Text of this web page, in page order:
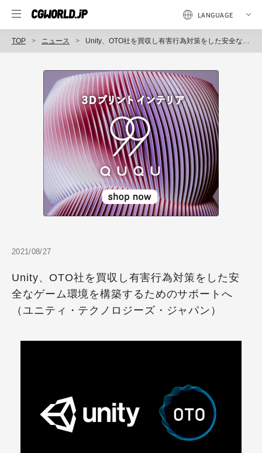
TOP ニュース Unity、OTO社を買収し有害行為対策をした安全なゲーム環境を構築するためのサポートへ（ユニティ・テクノロジーズ・ジャパン）
2021/08/27
Unity、OTO社を買収し有害行為対策をした安
全なゲーム環境を構築するためのサポートへ
（ユニティ・テクノロジーズ・ジャパン）